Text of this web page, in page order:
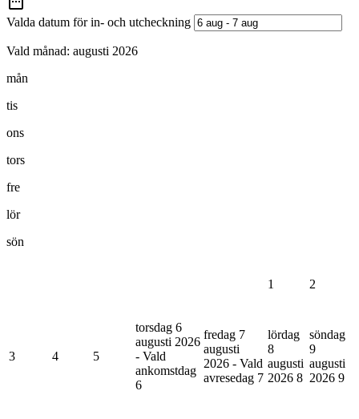
Valda datum för in- och utcheckning
Vald månad: augusti 2026
mån
tis
ons
tors
fre
lör
sön
1 2
3 4 5
torsdag 6
augusti 2026
- Vald
ankomstdag
6
fredag 7
augusti
2026 - Vald
avresedag 7
lördag
8
augusti
2026 8
söndag
9
augusti
2026 9